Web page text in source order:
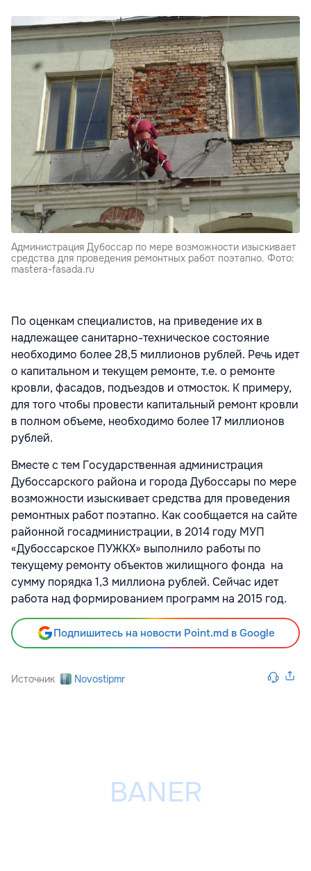
Администрация Дубоссар по мере возможности изыскивает
средства для проведения ремонтных работ поэтапно. Фото:
mastera-fasada.ru
По оценкам специалистов, на приведение их в
надлежащее санитарно-техническое состояние
необходимо более 28,5 миллионов рублей. Речь идет
о капитальном и текущем ремонте, т.е. о ремонте
кровли, фасадов, подъездов и отмосток. К примеру,
для того чтобы провести капитальный ремонт кровли
в полном объеме, необходимо более 17 миллионов
рублей.
Вместе с тем Государственная администрация
Дубоссарского района и города Дубоссары по мере
возможности изыскивает средства для проведения
ремонтных работ поэтапно. Как сообщается на сайте
районной госадминистрации, в 2014 году МУП
«Дубоссарское ПУЖКХ» выполнило работы по
текущему ремонту объектов жилищного фонда на
сумму порядка 1,3 миллиона рублей. Сейчас идет
работа над формированием программ на 2015 год.
Подпишитесь на новости Point.md в Google
Источник Novostipmr